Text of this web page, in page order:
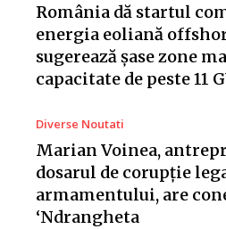
România dă startul
energia eoliană
sugerează șase zone
capacitate de peste 11
Diverse Noutati
Marian Voinea,
dosarul de corupție
armamentului, are
‘Ndrangheta